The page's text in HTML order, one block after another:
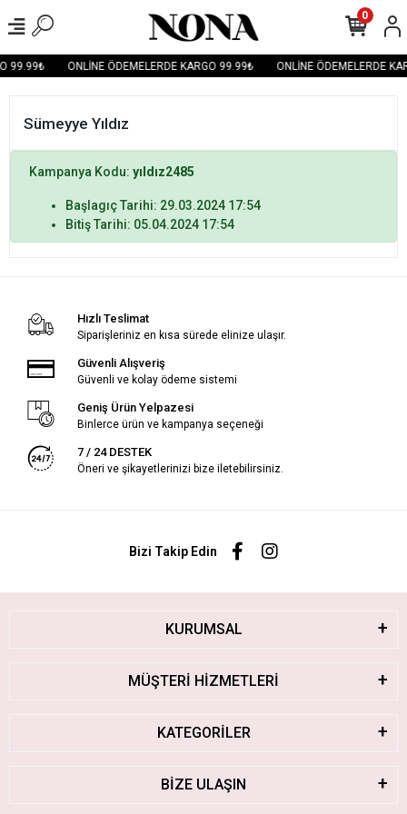
99.99₺ ONLİNE ÖDEMELERDE KARGO 99.99₺ ONLİNE ÖDEMELERDE
0
Sümeyye Yıldız
Kampanya Kodu: yıldız2485
Başlagıç Tarihi: 29.03.2024 17:54
Bitiş Tarihi: 05.04.2024 17:54
Hızlı Teslimat
Siparişleriniz en kısa sürede elinize ulaşır.
Güvenli Alışveriş
Güvenli ve kolay ödeme sistemi
Geniş Ürün Yelpazesi
Binlerce ürün ve kampanya seçeneği
7 / 24 DESTEK
Öneri ve şikayetlerinizi bize iletebilirsiniz.
Bizi Takip Edin
KURUMSAL
MÜŞTERİ HİZMETLERİ
KATEGORİLER
BİZE ULAŞIN